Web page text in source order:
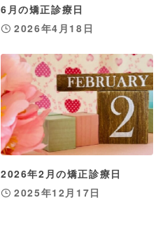
6月の矯正診療日
2026年4月18日
2026年2月の矯正診療日
2025年12月17日